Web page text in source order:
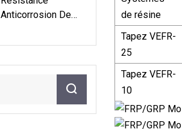
Anticorrosion De
D'épaisseur De
de résine
Tapez VEFR-
25
Tapez VEFR-
10